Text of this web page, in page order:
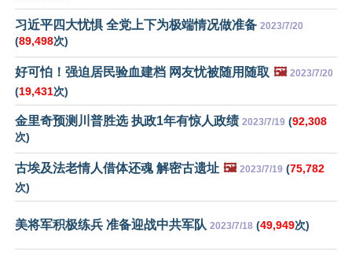
习近平四大忧惧 全党上下为极端情况做准备 2023/7/20
(89,498次)
好可怕！强迫居民验血建档 网友忧被随用随取 🖼️ 2023/7/20
(19,431次)
金里奇预测川普胜选 执政1年有惊人政绩 2023/7/19 (92,308
次)
古埃及法老情人借体还魂 解密古遗址 🖼️ 2023/7/19 (75,782
次)
美将军积极练兵 准备迎战中共军队 2023/7/18 (49,949次)